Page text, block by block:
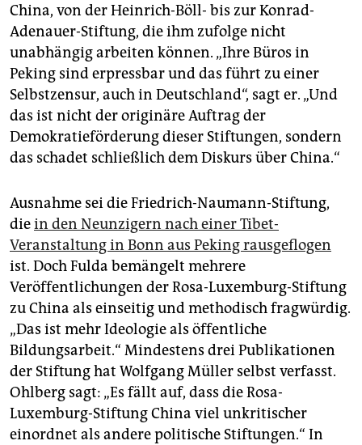
China, von der Heinrich-Böll- bis zur Konrad-
Adenauer-Stiftung, die ihm zufolge nicht
unabhängig arbeiten können. „Ihre Büros in
Peking sind erpressbar und das führt zu einer
Selbstzensur, auch in Deutschland“, sagt er. „Und
das ist nicht der originäre Auftrag der
Demokratieförderung dieser Stiftungen, sondern
das schadet schließlich dem Diskurs über China.“
Ausnahme sei die Friedrich-Naumann-Stiftung,
diein den Neunzigern nach einer Tibet-
Veranstaltung in Bonn aus Peking rausgeflogen
ist. Doch Fulda bemängelt mehrere
Veröffentlichungen der Rosa-Luxemburg-Stiftung
zu China als einseitig und methodisch fragwürdig.
„Das ist mehr Ideologie als öffentliche
Bildungsarbeit.“ Mindestens drei Publikationen
der Stiftung hat Wolfgang Müller selbst verfasst.
Ohlberg sagt: „Es fällt auf, dass die Rosa-
Luxemburg-Stiftung China viel unkritischer
einordnet als andere politische Stiftungen.“ In